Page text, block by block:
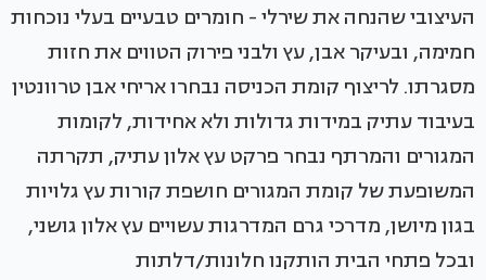
העיצובי שהנחה את שירלי - חומרים טבעיים בעלי נוכחות
חמימה, ובעיקר אבן, עץ ולבני פירוק הטווים את חזות
מסגרתו. לריצוף קומת הכניסה נבחרו אריחי אבן טרוונטין
בעיבוד עתיק במידות גדולות ולא אחידות, לקומות
המגורים והמרתף נבחר פרקט עץ אלון עתיק, תקרתה
המשופעת של קומת המגורים חושפת קורות עץ גלויות
בגון מיושן, מדרכי גרם המדרגות עשויים עץ אלון גושני,
ובכל פתחי הבית הותקנו חלונות/דלתות